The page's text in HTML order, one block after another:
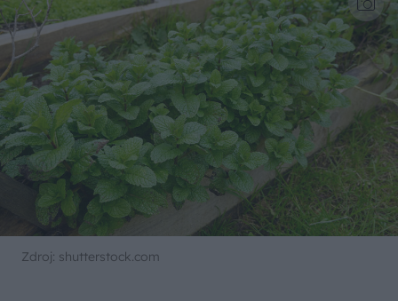
Zdroj: shutterstock.com